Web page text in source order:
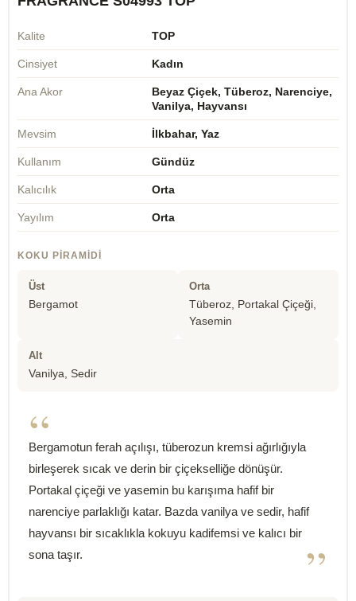
Kalite TOP
Cinsiyet Kadın
Ana Akor
Beyaz Çiçek, Tüberoz, Narenciye,
Vanilya, Hayvansı
Mevsim İlkbahar, Yaz
Kullanım Gündüz
Kalıcılık Orta
Yayılım Orta
KOKU PIRAMIDI
Üst
Bergamot
Orta
Tüberoz, Portakal Çiçeği,
Yasemin
Alt
Vanilya, Sedir
“
Bergamotun ferah açılışı, tüberozun kremsi ağırlığıyla
birleşerek sıcak ve derin bir çiçekselliğe dönüşür.
Portakal çiçeği ve yasemin bu karışıma hafif bir
narenciye parlaklığı katar. Bazda vanilya ve sedir, hafif
hayvansı bir sıcaklıkla kokuyu kadifemsi ve kalıcı bir
sona taşır.
”